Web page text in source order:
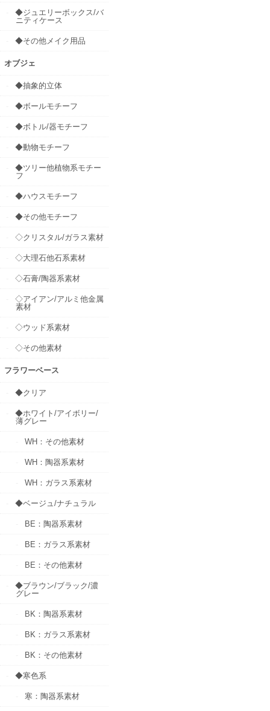
◆ジュエリーボックス/バ
ニティケース
◆その他メイク用品
オブジェ
◆抽象的立体
◆ボールモチーフ
◆ボトル/器モチーフ
◆動物モチーフ
◆ツリー他植物系モチー
フ
◆ハウスモチーフ
◆その他モチーフ
◇クリスタル/ガラス素材
◇大理石他石系素材
◇石膏/陶器系素材
◇アイアン/アルミ他金属
素材
◇ウッド系素材
◇その他素材
フラワーベース
◆クリア
◆ホワイト/アイボリー/
薄グレー
WH：その他素材
WH：陶器系素材
WH：ガラス系素材
◆ベージュ/ナチュラル
BE：陶器系素材
BE：ガラス系素材
BE：その他素材
◆ブラウン/ブラック/濃
グレー
BK：陶器系素材
BK：ガラス系素材
BK：その他素材
◆寒色系
寒：陶器系素材